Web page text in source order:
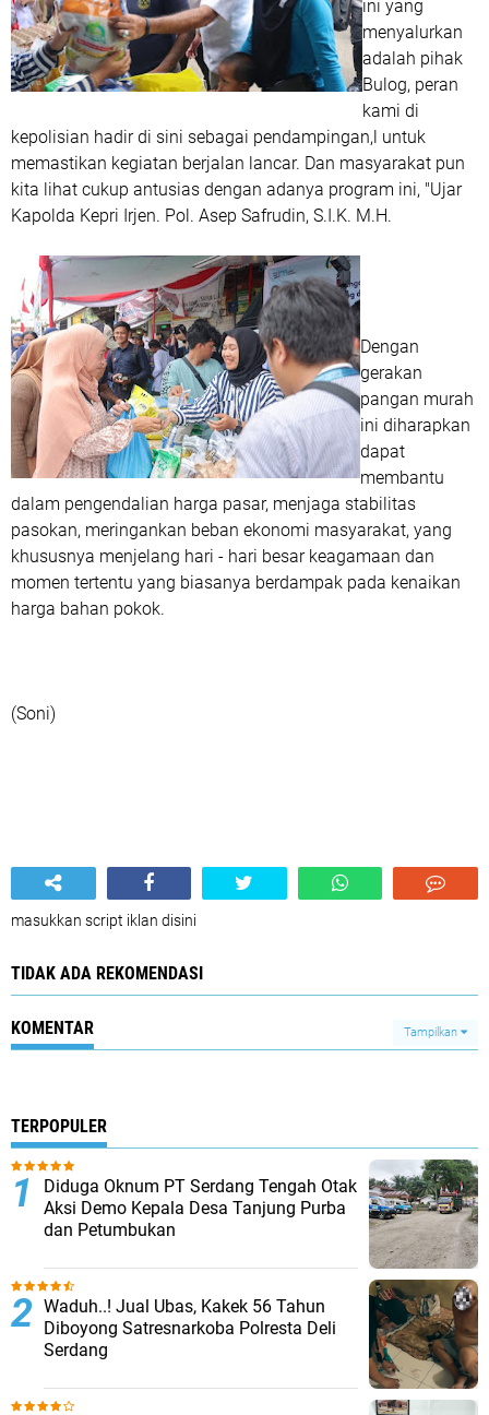
ini yang
menyalurkan
adalah pihak
Bulog, peran
kami di
kepolisian hadir di sini sebagai pendampingan,l untuk
memastikan kegiatan berjalan lancar. Dan masyarakat pun
kita lihat cukup antusias dengan adanya program ini, "Ujar
Kapolda Kepri Irjen. Pol. Asep Safrudin, S.I.K. M.H.
Dengan
gerakan
pangan murah
ini diharapkan
dapat
membantu
dalam pengendalian harga pasar, menjaga stabilitas
pasokan, meringankan beban ekonomi masyarakat, yang
khususnya menjelang hari - hari besar keagamaan dan
momen tertentu yang biasanya berdampak pada kenaikan
harga bahan pokok.
(Soni)
masukkan script iklan disini
TIDAK ADA REKOMENDASI
KOMENTAR Tampilkan
TERPOPULER
Diduga Oknum PT Serdang Tengah Otak
Aksi Demo Kepala Desa Tanjung Purba
dan Petumbukan
Waduh..! Jual Ubas, Kakek 56 Tahun
Diboyong Satresnarkoba Polresta Deli
Serdang